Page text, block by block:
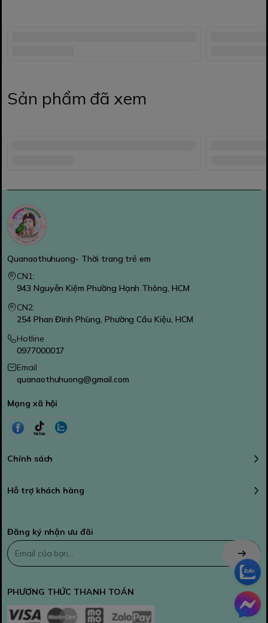
Sản phẩm đã xem
Quanaothuhuong- Thời trang trẻ em
CN1:
943 Nguyễn Kiệm Phường Hạnh Thông, HCM
CN2:
254 Phan Đình Phùng, Phường Cầu Kiệu, HCM
Hotline
0977000017
Email
quanaothuhuong@gmail.com
Mạng xã hội
Chính sách
Hỗ trợ khách hàng
Đăng ký nhận ưu đãi
PHƯƠNG THỨC THANH TOÁN